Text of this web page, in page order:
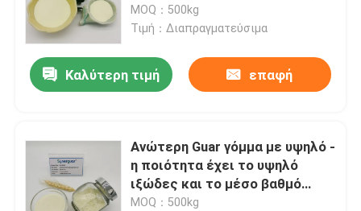
βαθμό αντικατάστασης για το
σπάσιμο του ρευστού
MOQ：500kg
Τιμή：Διαπραγματεύσιμα
Καλύτερη τιμή επαφή
Ανώτερη Guar γόμμα με υψηλό -
η ποιότητα έχει το υψηλό
ιξώδες και το μέσο βαθμό
αντικατάστασης για το
MOQ：500kg